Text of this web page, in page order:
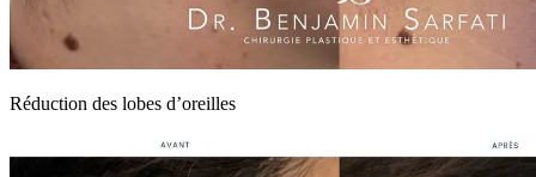
Réduction des lobes d’oreilles